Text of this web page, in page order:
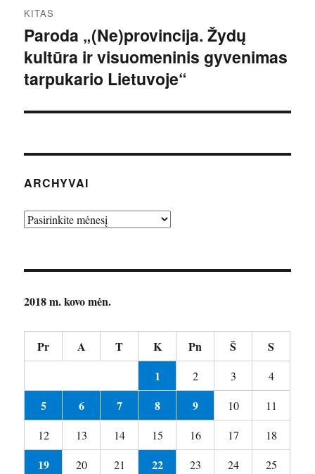
KITAS
Kitas
įrašas:
Paroda „(Ne)provincija. Žydų
kultūra ir visuomeninis gyvenimas
tarpukario Lietuvoje“
ARCHYVAI
Archyvai
2018 m. kovo mėn.
Pr A T K Pn Š
S
1
2 3 4
5 6 7 8 9 10
11
12
13 14 15 16 17 18
19 20 21 22 23 24 25